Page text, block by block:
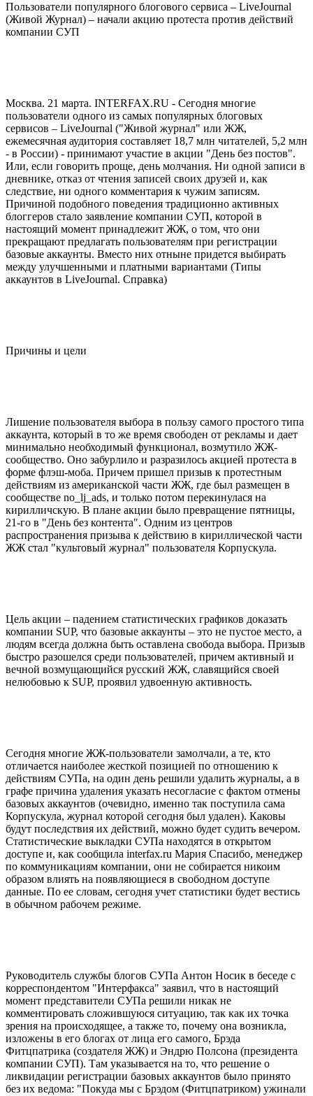
Пользователи популярного блогового сервиса – LiveJournal
(Живой Журнал) – начали акцию протеста против действий
компании СУП
Москва. 21 марта. INTERFAX.RU - Сегодня многие
пользователи одного из самых популярных блоговых
сервисов – LiveJournal ("Живой журнал" или ЖЖ,
ежемесячная аудитория составляет 18,7 млн читателей, 5,2 млн
- в России) - принимают участие в акции "День без постов".
Или, если говорить проще, день молчания. Ни одной записи в
дневнике, отказ от чтения записей своих друзей и, как
следствие, ни одного комментария к чужим записям.
Причиной подобного поведения традиционно активных
блоггеров стало заявление компании СУП, которой в
настоящий момент принадлежит ЖЖ, о том, что они
прекращают предлагать пользователям при регистрации
базовые аккаунты. Вместо них отныне придется выбирать
между улучшенными и платными вариантами (Типы
аккаунтов в LiveJournal. Справка)
Причины и цели
Лишение пользователя выбора в пользу самого простого типа
аккаунта, который в то же время свободен от рекламы и дает
минимально необходимый функционал, возмутило ЖЖ-
сообщество. Оно забурлило и разразилось акцией протеста в
форме флэш-моба. Причем пришел призыв к протестным
действиям из американской части ЖЖ, где был размещен в
сообществе no_lj_ads, и только потом перекинулася на
кирилличскую. В плане акции было превращение пятницы,
21-го в "День без контента". Одним из центров
распространения призыва к действию в кириллической части
ЖЖ стал "культовый журнал" пользователя Корпускула.
Цель акции – падением статистических графиков доказать
компании SUP, что базовые аккаунты – это не пустое место, а
людям всегда должна быть оставлена свобода выбора. Призыв
быстро разошелся среди пользователей, причем активный и
вечной возмущающийся русский ЖЖ, славящийся своей
нелюбовью к SUP, проявил удвоенную активность.
Сегодня многие ЖЖ-пользователи замолчали, а те, кто
отличается наиболее жесткой позицией по отношению к
действиям СУПа, на один день решили удалить журналы, а в
графе причина удаления указать несогласие с фактом отмены
базовых аккаунтов (очевидно, именно так поступила сама
Корпускула, журнал которой сегодня был удален). Каковы
будут последствия их действий, можно будет судить вечером.
Статистические выкладки СУПа находятся в открытом
доступе и, как сообщила interfax.ru Мария Спасибо, менеджер
по коммуникациям компании, они не собирается никоим
образом влиять на появляющиеся в свободном доступе
данные. По ее словам, сегодня учет статистики будет вестись
в обычном рабочем режиме.
Руководитель службы блогов СУПа Антон Носик в беседе с
корреспондентом "Интерфакса" заявил, что в настоящий
момент представители СУПа решили никак не
комментировать сложившуюся ситуацию, так как их точка
зрения на происходящее, а также то, почему она возникла,
изложены в его блогах от лица его самого, Брэда
Фитцпатрика (создателя ЖЖ) и Эндрю Полсона (президента
компании СУП). Там указывается на то, что решение о
ликвидации регистрации базовых аккаунтов было принято
без их ведома: "Покуда мы с Брэдом (Фитцпатриком) ужинали